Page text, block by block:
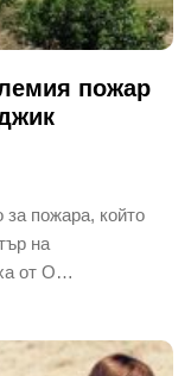
пожар
пожара, който
на
от О…